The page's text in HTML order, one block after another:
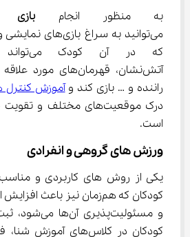
به منظور انجام
آتش‌نشان، قهرمان‌های
راننده و … بازی کند و آموزش کنترل
درک موقعیت‌های مختلف و
است.
ورزش های گروهی و انفرادی
یکی از روش های کاربردی و
کودکان که هم‌زمان نیز باعث
کودکان در کلاس‌های آموزش